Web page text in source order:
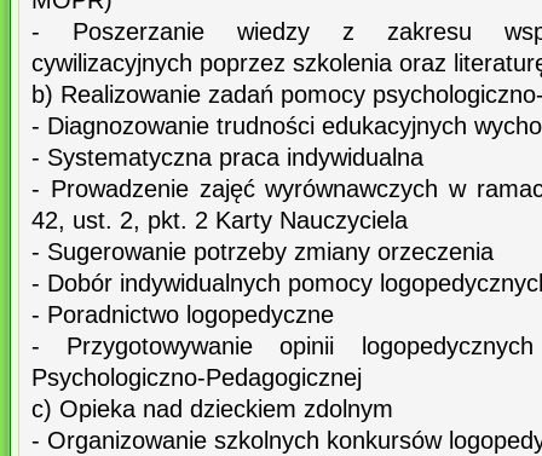
- Poszerzanie wiedzy z zakresu
cywilizacyjnych poprzez szkolenia oraz
b) Realizowanie zadań pomocy
- Diagnozowanie trudności edukacyjnych
- Systematyczna praca indywidualna
- Prowadzenie zajęć wyrównawczych w
42, ust. 2, pkt. 2 Karty Nauczyciela
- Sugerowanie potrzeby zmiany orzeczenia
- Dobór indywidualnych pomocy
- Poradnictwo logopedyczne
- Przygotowywanie opinii
Psychologiczno-Pedagogicznej
c) Opieka nad dzieckiem zdolnym
- Organizowanie szkolnych konkursów